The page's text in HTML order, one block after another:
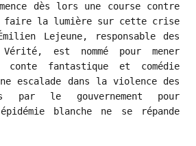
dès lors une course contre
faire la lumière sur cette crise
Lejeune, responsable des
est nommé pour mener
conte fantastique et comédie
escalade dans la violence des
par le gouvernement pour
blanche ne se répande